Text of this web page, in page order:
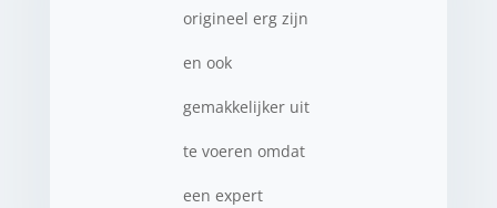
origineel erg zijn
en ook
gemakkelijker uit
te voeren omdat
een expert